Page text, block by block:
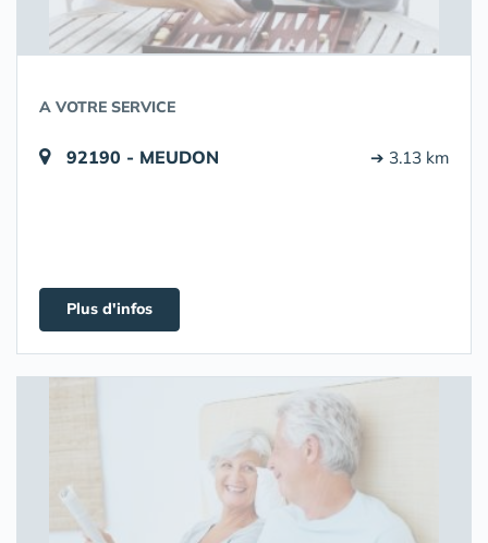
A VOTRE SERVICE
92190 - MEUDON ➔ 3.13 km
Plus d'infos